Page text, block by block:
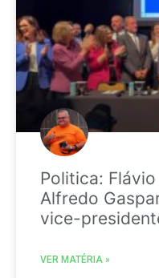
Politica:
Alfredo
vice-
VER MATÉRIA »